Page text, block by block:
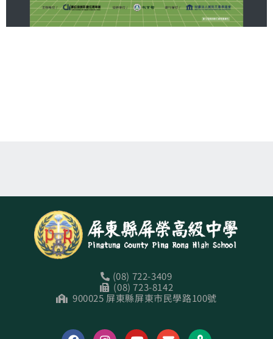
(08) 722-3409
(08) 723-8142
900025 屏東縣屏東市民學路100號